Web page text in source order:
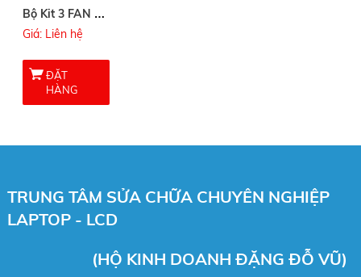
B
ộ Kit 3 FAN VSP V206 LED RGB
Giá: Liên hệ
ĐẶT
HÀNG
TRUNG TÂM SỬA CHỮA CHUYÊN NGHIỆP
LAPTOP - LCD
(HỘ KINH DOANH ĐẶNG ĐỖ VŨ)